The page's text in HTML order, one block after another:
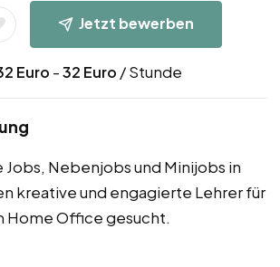
Jetzt bewerben
Euro -32 Euro / Stunde
Nebenjobs und Minijobs in
kreative und engagierte Lehrer für
Home Office gesucht.